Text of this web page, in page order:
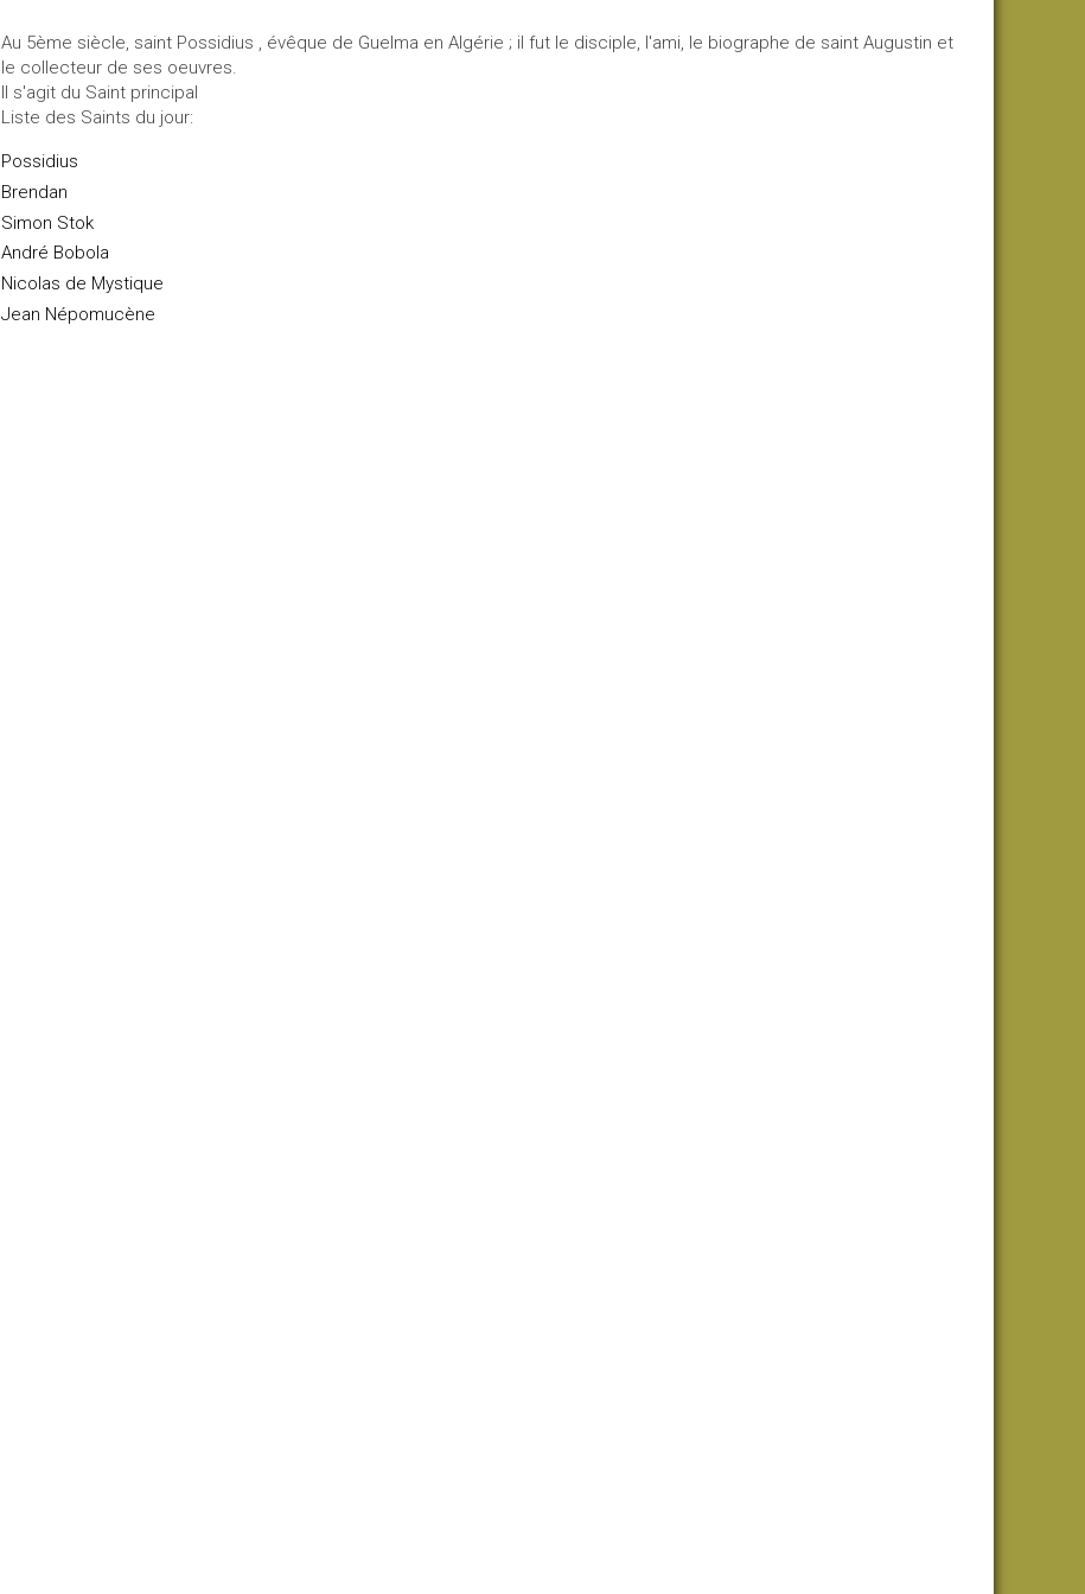
Au 5ème siècle, saint Possidius , évêque de Guelma en Algérie ; il fut le disciple, l'ami, le biographe de saint Augustin et
le collecteur de ses oeuvres.
Il s'agit du Saint principal
Liste des Saints du jour:
Possidius
Brendan
Simon Stok
André Bobola
Nicolas de Mystique
Jean Népomucène